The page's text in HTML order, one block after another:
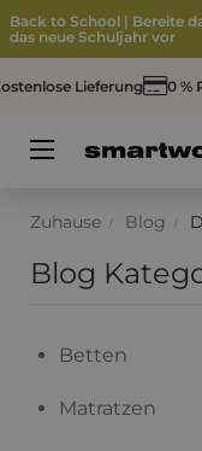
Back to School | Bereite
das neue Schuljahr vor
Lieferung 0 %
Umschalten
☰
Zuhause Blog
Blog
Betten
Matratzen